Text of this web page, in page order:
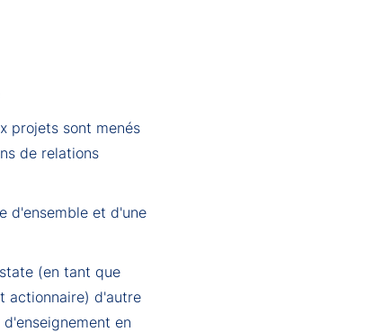
projets sont menés
de relations
d'ensemble et d'une
(en tant que
actionnaire) d'autre
en